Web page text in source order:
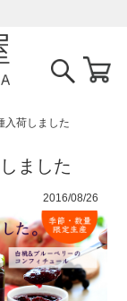
入荷しました
ました
2016/08/26